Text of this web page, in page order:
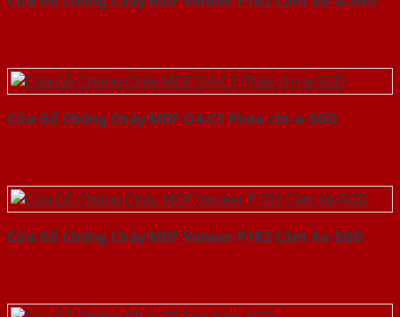
Cửa Gỗ Chống Cháy MDF O4-C1 Phào chi-a-SGD
Cửa Gỗ Chống Cháy MDF Veneer P1R2 Căm Xe-SGD